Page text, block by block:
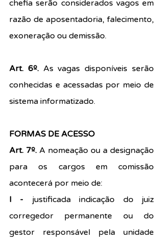
chefia serão considerados vagos em
razão de aposentadoria, falecimento,
exoneração ou demissão.
Art. 6º. As vagas disponíveis serão
conhecidas e acessadas por meio de
sistema informatizado.
FORMAS DE ACESSO
Art. 7º. A nomeação ou a designação
para os cargos em comissão
acontecerá por meio de:
I - justificada indicação do juiz
corregedor permanente ou do
gestor responsável pela unidade